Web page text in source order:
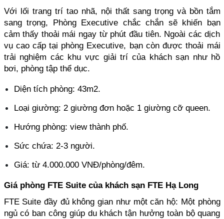
Với lối trang trí tao nhã, nội thất sang trọng và bồn tắm
sang trọng, Phòng Executive chắc chắn sẽ khiến bạn
cảm thấy thoải mái ngay từ phút đầu tiên. Ngoài các dịch
vụ cao cấp tại phòng Executive, bạn còn được thoải mái
trải nghiệm các khu vực giải trí của khách sạn như hồ
bơi, phòng tập thể dục.
Diện tích phòng: 43m2.
Loại giường: 2 giường đơn hoặc 1 giường cỡ queen.
Hướng phòng: view thành phố.
Sức chứa: 2-3 người.
Giá: từ 4.000.000 VNĐ/phòng/đêm.
Giá phòng FTE Suite của khách sạn FTE Hạ Long
FTE Suite đầy đủ không gian như một căn hộ: Một phòng
ngủ có ban công giúp du khách tận hưởng toàn bộ quang